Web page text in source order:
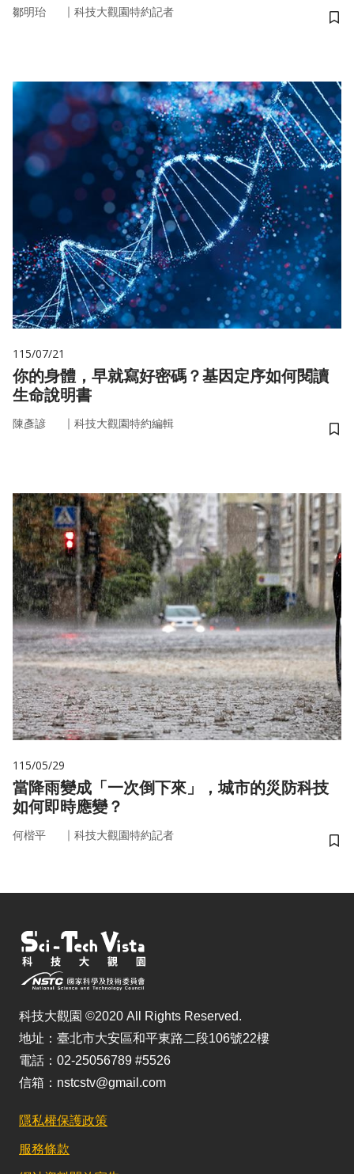
鄒明珆 ｜ 科技大觀園特約記者
儲
115/07/21
你的身體，早就寫好密碼？基因定序如何閱讀
生命說明書
陳彥諺 ｜ 科技大觀園特約編輯
儲
115/05/29
當降雨變成「一次倒下來」，城市的災防科技
如何即時應變？
何楷平 ｜ 科技大觀園特約記者
儲
科技大觀園 ©2020 All Rights Reserved.
地址：臺北市大安區和平東路二段106號22樓
電話：02-25056789 #5526
信箱：nstcstv@gmail.com
隱私權保護政策
服務條款